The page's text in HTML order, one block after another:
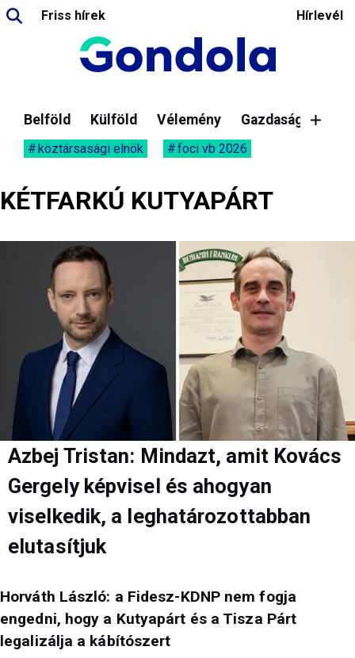
Friss hírek Hírlevél
Belföld Külföld Vélemény Gazdaság
köztársasági elnök foci vb 2026
KÉTFARKÚ KUTYAPÁRT
Azbej Tristan: Mindazt, amit Kovács
Gergely képvisel és ahogyan
viselkedik, a leghatározottabban
elutasítjuk
Horváth László: a Fidesz-KDNP nem fogja
engedni, hogy a Kutyapárt és a Tisza Párt
legalizálja a kábítószert